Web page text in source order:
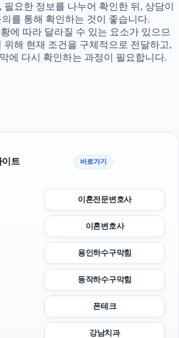
요한 정보를 나누어 확인한 뒤, 상담이
를 통해 확인하는 것이 좋습니다.
에 따라 달라질 수 있는 요소가 있으므
위해 현재 조건을 구체적으로 전달하고,
에 다시 확인하는 과정이 필요합니다.
이트 바로가기
이혼전문변호사
이혼변호사
용인하수구막힘
동작하수구막힘
폰테크
강남치과